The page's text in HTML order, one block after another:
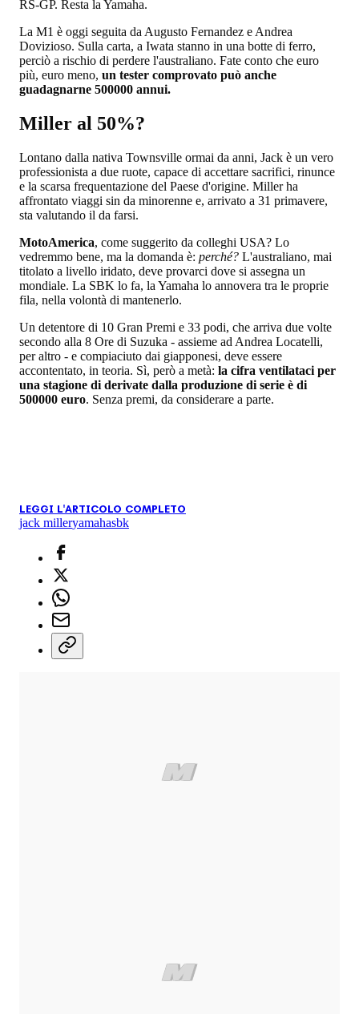
RS-GP. Resta la Yamaha.
La M1 è oggi seguita da Augusto Fernandez e Andrea
Dovizioso. Sulla carta, a Iwata stanno in una botte di ferro,
perciò a rischio di perdere l'australiano. Fate conto che euro
più, euro meno, un tester comprovato può anche
guadagnarne 500000 annui.
Miller al 50%?
Lontano dalla nativa Townsville ormai da anni, Jack è un vero
professionista a due ruote, capace di accettare sacrifici, rinunce
e la scarsa frequentazione del Paese d'origine. Miller ha
affrontato viaggi sin da minorenne e, arrivato a 31 primavere,
sta valutando il da farsi.
MotoAmerica, come suggerito da colleghi USA? Lo
vedremmo bene, ma la domanda è: perché? L'australiano, mai
titolato a livello iridato, deve provarci dove si assegna un
mondiale. La SBK lo fa, la Yamaha lo annovera tra le proprie
fila, nella volontà di mantenerlo.
Un detentore di 10 Gran Premi e 33 podi, che arriva due volte
secondo alla 8 Ore di Suzuka - assieme ad Andrea Locatelli,
per altro - e compiaciuto dai giapponesi, deve essere
accontentato, in teoria. Sì, però a metà: la cifra ventilataci per
una stagione di derivate dalla produzione di serie è di
500000 euro. Senza premi, da considerare a parte.
LEGGI L'ARTICOLO COMPLETO
jack milleryamahasbk